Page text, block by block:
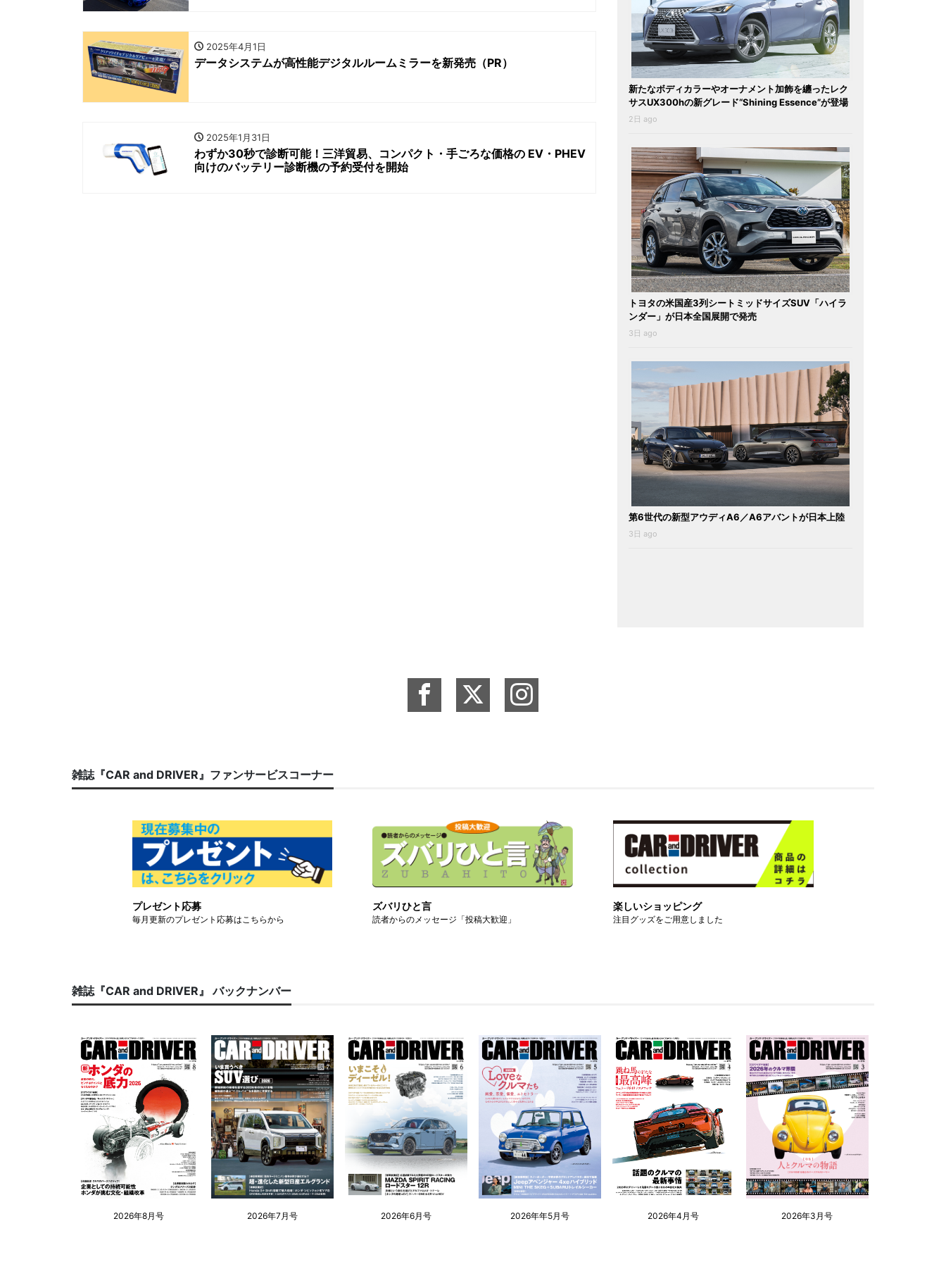
2025年4月1日
データシステムが高性能デジタルルームミラーを新発売（PR）
2025年1月31日
わずか30秒で診断可能！三洋貿易、コンパクト・手ごろな価格の EV・PHEV
向けのバッテリー診断機の予約受付を開始
新たなボディカラーやオーナメント加飾を纏ったレク
サスUX300hの新グレード“Shining Essence”が登場
2日 ago
トヨタの米国産3列シートミッドサイズSUV「ハイラ
ンダー」が日本全国展開で発売
3日 ago
第6世代の新型アウディA6／A6アバントが日本上陸
3日 ago
雑誌『CAR and DRIVER』ファンサービスコーナー
プレゼント応募
毎月更新のプレゼント応募はこちらから
ズバリひと言
読者からのメッセージ「投稿大歓迎」
楽しいショッピング
注目グッズをご用意しました
雑誌『CAR and DRIVER』 バックナンバー
2026年8月号 2026年7月号 2026年6月号 2026年年5月号 2026年4月号 2026年3月号